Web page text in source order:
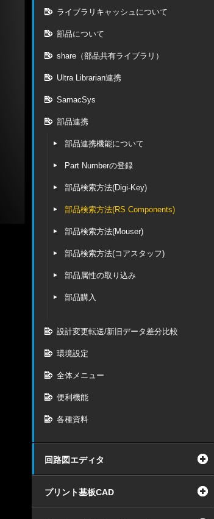
ライブラリキャッシュについて
部品について
share（部品共有ライブラリ）
Ultra Librarian連携
SamacSys
部品連携
部品連携機能について
Part Numberの登録
部品検索方法(Digi-Key)
部品検索方法(RS Components)
部品検索方法(Mouser)
部品検索方法(コアスタッフ)
部品属性の取り込み
部品購入
設計変更転送/新旧データ差分比較
環境設定
全体メニュー
便利機能
各種資料
回路図エディタ
プリント基板CAD